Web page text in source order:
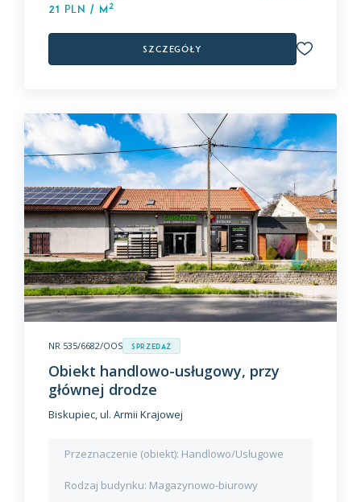
21 PLN / m2
Szczegóły
NR 535/6682/OOS Sprzedaż
Obiekt handlowo-usługowy, przy
głównej drodze
Biskupiec, ul. Armii Krajowej
Przeznaczenie (obiekt): Handlowo/Usługowe
Rodzaj budynku: Magazynowo-biurowy